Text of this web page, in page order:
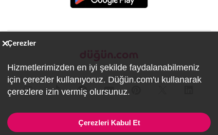
Firmalar İçin
Çerezler
Hizmetlerimizden en iyi şekilde faydalanabilmeniz
için çerezler kullanıyoruz. Düğün.com'u kullanarak
çerezlere izin vermiş olursunuz.
Çerezleri Kabul Et